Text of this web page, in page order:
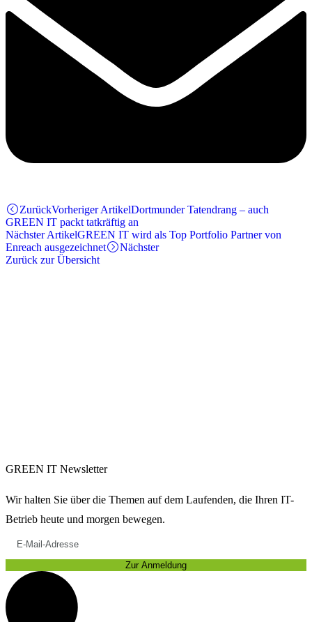
ZurückVorheriger ArtikelDortmunder Tatendrang – auch
GREEN IT packt tatkräftig an
Nächster ArtikelGREEN IT wird als Top Portfolio Partner von
Enreach ausgezeichnet
Nächster
Zurück zur Übersicht
GREEN IT Newsletter
Wir halten Sie über die Themen auf dem Laufenden, die Ihren IT-
Betrieb heute und morgen bewegen.
Zur Anmeldung